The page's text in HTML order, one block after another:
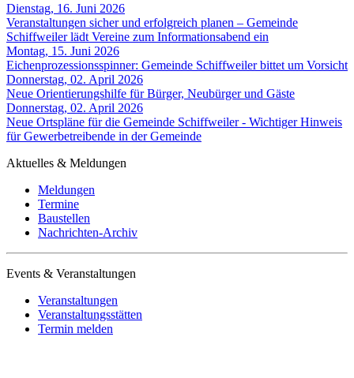
Dienstag, 16. Juni 2026
Veranstaltungen sicher und erfolgreich planen – Gemeinde
Schiffweiler lädt Vereine zum Informationsabend ein
Montag, 15. Juni 2026
Eichenprozessionsspinner: Gemeinde Schiffweiler bittet um Vorsicht
Donnerstag, 02. April 2026
Neue Orientierungshilfe für Bürger, Neubürger und Gäste
Donnerstag, 02. April 2026
Neue Ortspläne für die Gemeinde Schiffweiler - Wichtiger Hinweis
für Gewerbetreibende in der Gemeinde
Aktuelles & Meldungen
Meldungen
Termine
Baustellen
Nachrichten-Archiv
Events & Veranstaltungen
Veranstaltungen
Veranstaltungsstätten
Termin melden